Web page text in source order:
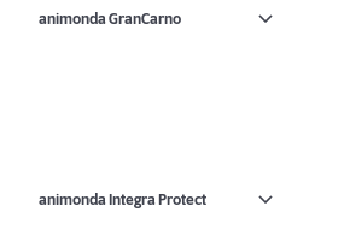
animonda GranCarno
animonda Integra Protect